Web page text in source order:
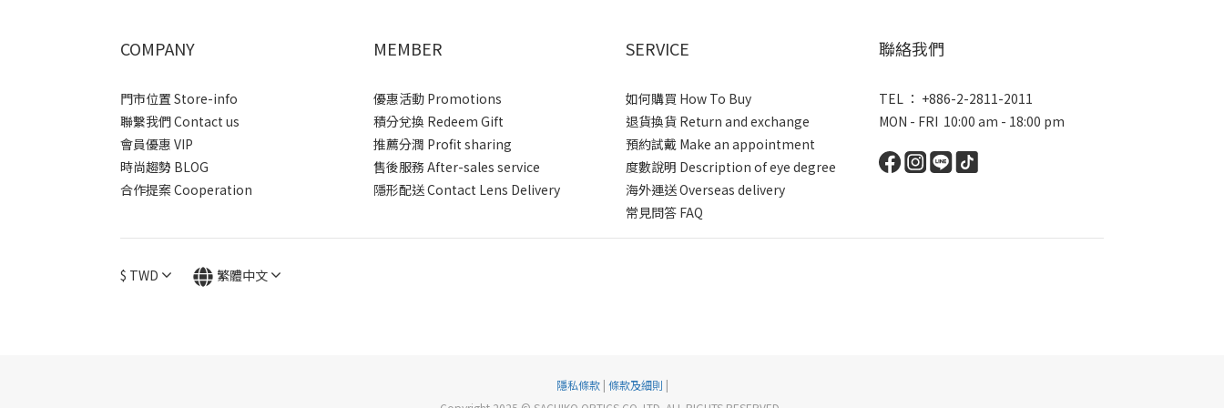
COMPANY
門市位置 Store-info
聯繫我們 Contact us
會員優惠 VIP
時尚趨勢 BLOG
合作提案 Cooperation
MEMBER
優惠活動 Promotions
積分兌換 Redeem Gift
推薦分潤 Profit sharing
售後服務 After-sales service
隱形配送 Contact Lens Delivery
SERVICE
如何購買 How To Buy
退貨換貨 Return and exchange
預約試戴 Make an appointment
度數說明 Description of eye degree
海外運送 Overseas delivery
常見問答 FAQ
聯絡我們
TEL ： +886-2-2811-2011
MON - FRI 10:00 am - 18:00 pm
$ TWD 繁體中文
隱私條款| 條款及細則 |